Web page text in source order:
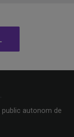
public autonom de